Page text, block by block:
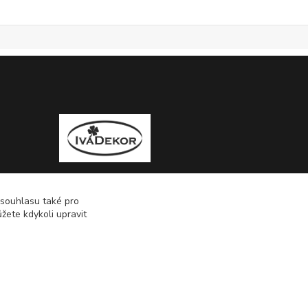
také pro
kdykoli upravit